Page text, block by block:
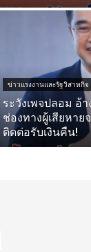
ข่าวแรงงานและรัฐวิสาหกิจ
ระวังเพจปลอม อ้า
ช่องทางผู้เสียหา
ติดต่อรับเงินคืน!